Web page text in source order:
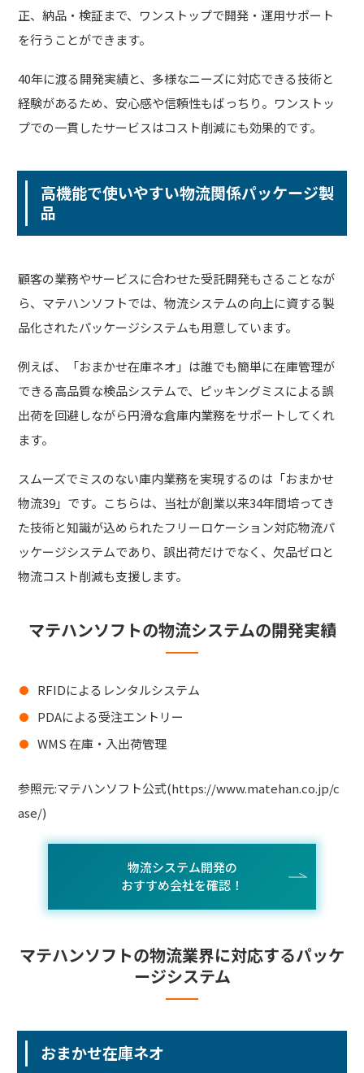
正、納品・検証まで、ワンストップで開発・運用サポート
を行うことができます。
40年に渡る開発実績と、多様なニーズに対応できる技術と
経験があるため、安心感や信頼性もばっちり。ワンストッ
プでの一貫したサービスはコスト削減にも効果的です。
高機能で使いやすい物流関係パッケージ製
品
顧客の業務やサービスに合わせた受託開発もさることなが
ら、マテハンソフトでは、物流システムの向上に資する製
品化されたパッケージシステムも用意しています。
例えば、「おまかせ在庫ネオ」は誰でも簡単に在庫管理が
できる高品質な検品システムで、ピッキングミスによる誤
出荷を回避しながら円滑な倉庫内業務をサポートしてくれ
ます。
スムーズでミスのない庫内業務を実現するのは「おまかせ
物流39」です。こちらは、当社が創業以来34年間培ってき
た技術と知識が込められたフリーロケーション対応物流パ
ッケージシステムであり、誤出荷だけでなく、欠品ゼロと
物流コスト削減も支援します。
マテハンソフトの物流システムの開発実績
RFIDによるレンタルシステム
PDAによる受注エントリー
WMS 在庫・入出荷管理
参照元:マテハンソフト公式(https://www.matehan.co.jp/c
ase/)
物流システム開発の
おすすめ会社を確認！
マテハンソフトの物流業界に対応するパッケ
ージシステム
おまかせ在庫ネオ